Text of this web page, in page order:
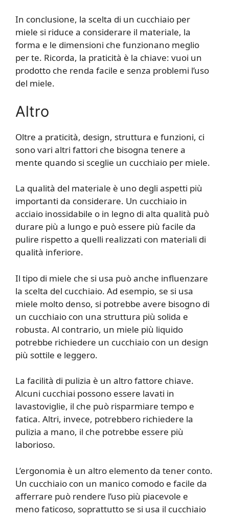
In conclusione, la scelta di un cucchiaio per
miele si riduce a considerare il materiale, la
forma e le dimensioni che funzionano meglio
per te. Ricorda, la praticità è la chiave: vuoi un
prodotto che renda facile e senza problemi l’uso
del miele.
Altro
Oltre a praticità, design, struttura e funzioni, ci
sono vari altri fattori che bisogna tenere a
mente quando si sceglie un cucchiaio per miele.
La qualità del materiale è uno degli aspetti più
importanti da considerare. Un cucchiaio in
acciaio inossidabile o in legno di alta qualità può
durare più a lungo e può essere più facile da
pulire rispetto a quelli realizzati con materiali di
qualità inferiore.
Il tipo di miele che si usa può anche influenzare
la scelta del cucchiaio. Ad esempio, se si usa
miele molto denso, si potrebbe avere bisogno di
un cucchiaio con una struttura più solida e
robusta. Al contrario, un miele più liquido
potrebbe richiedere un cucchiaio con un design
più sottile e leggero.
La facilità di pulizia è un altro fattore chiave.
Alcuni cucchiai possono essere lavati in
lavastoviglie, il che può risparmiare tempo e
fatica. Altri, invece, potrebbero richiedere la
pulizia a mano, il che potrebbe essere più
laborioso.
L’ergonomia è un altro elemento da tener conto.
Un cucchiaio con un manico comodo e facile da
afferrare può rendere l’uso più piacevole e
meno faticoso, soprattutto se si usa il cucchiaio